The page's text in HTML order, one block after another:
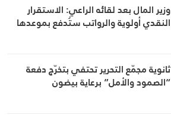
وزير المال بعد لقائه الراعي: الاستقرار
النقدي أولوية والرواتب ستُدفع بموعدها
ثانوية مجمّع التحرير تحتفي بتخرّج دفعة
“الصمود والأمل” برعاية بيضون